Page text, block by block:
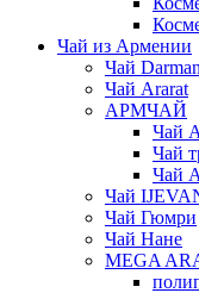
Чай из Армении
Чай Darman
Чай Ararat
АРМЧАЙ
Чай
Чай
Чай
Чай
Чай Гюмри
Чай Нане
MEGA